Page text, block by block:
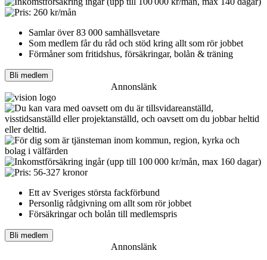
Samlar över 83 000 samhällsvetare
Som medlem får du råd och stöd kring allt som rör jobbet
Förmåner som fritidshus, försäkringar, bolån & träning
Bli medlem
Annonslänk
Ett av Sveriges största fackförbund
Personlig rådgivning om allt som rör jobbet
Försäkringar och bolån till medlemspris
Bli medlem
Annonslänk